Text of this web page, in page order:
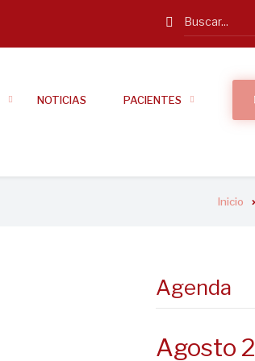
Search
NOTICIAS PACIENTES
Inicio
Agenda
Agosto